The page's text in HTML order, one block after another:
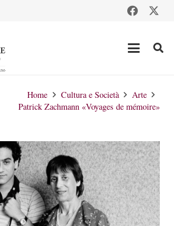
Home Cultura e Società
Arte
Patrick Zachmann «Voyages de mémoire»